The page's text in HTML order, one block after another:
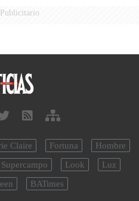
Claire Fortuna
Hombre
Supercampo Look
Luz
BATimes